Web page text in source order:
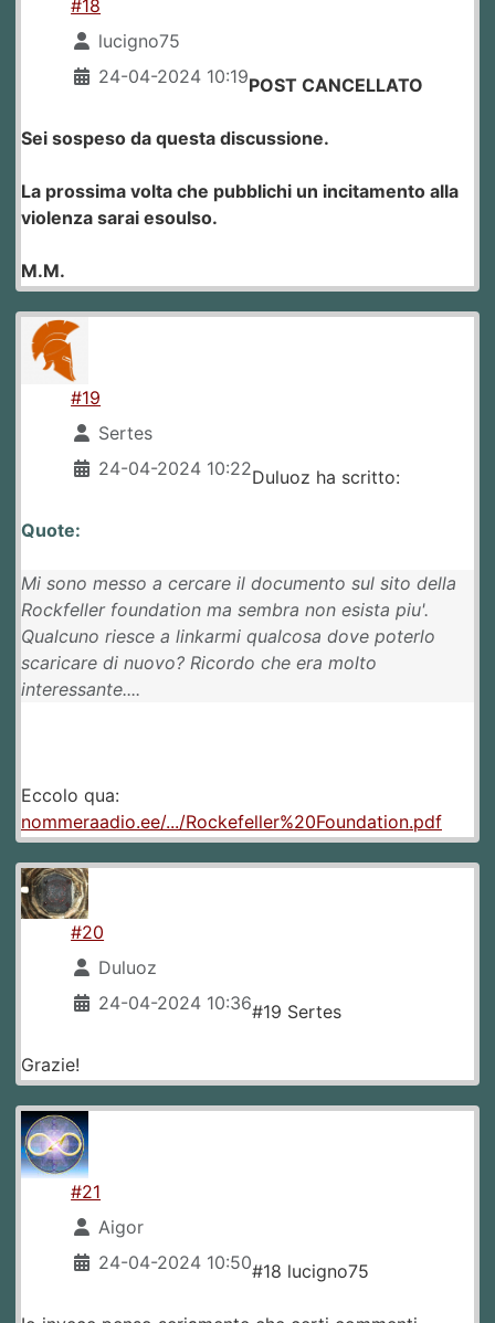
#18
lucigno75
24-04-2024 10:19POST CANCELLATO
Sei sospeso da questa discussione.
La prossima volta che pubblichi un incitamento alla
violenza sarai esoulso.
M.M.
#19
Sertes
24-04-2024 10:22Duluoz ha scritto:
Quote:
Mi sono messo a cercare il documento sul sito della
Rockfeller foundation ma sembra non esista piu'.
Qualcuno riesce a linkarmi qualcosa dove poterlo
scaricare di nuovo? Ricordo che era molto
interessante....
Eccolo qua:
nommeraadio.ee/.../Rockefeller%20Foundation.pdf
#20
Duluoz
24-04-2024 10:36#19 Sertes
Grazie!
#21
Aigor
24-04-2024 10:50#18 lucigno75